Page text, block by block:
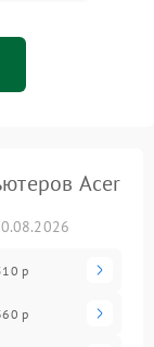
Acer
р
р